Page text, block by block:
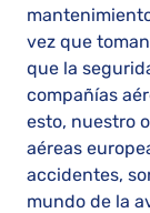
vez que
que la
compañías
esto, nuestro
aéreas
accidentes,
mundo de la